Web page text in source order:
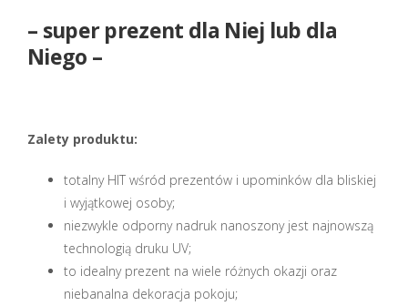
– super prezent dla Niej lub dla
Niego –
Zalety produktu:
totalny HIT wśród prezentów i upominków dla bliskiej
i wyjątkowej osoby;
niezwykle odporny nadruk nanoszony jest najnowszą
technologią druku UV;
to idealny prezent na wiele różnych okazji oraz
niebanalna dekoracja pokoju;